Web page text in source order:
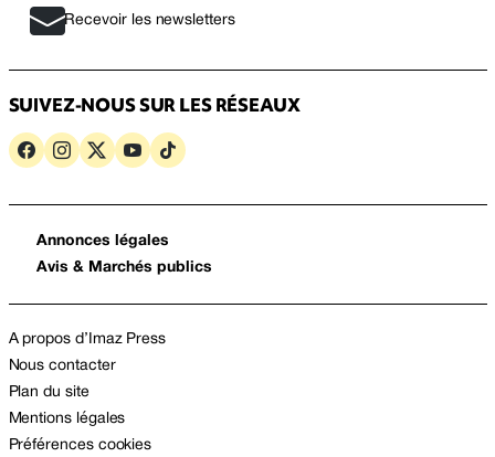
Recevoir les newsletters
SUIVEZ-NOUS SUR LES RÉSEAUX
Annonces légales
Avis & Marchés publics
A propos d’Imaz Press
Nous contacter
Plan du site
Mentions légales
Préférences cookies